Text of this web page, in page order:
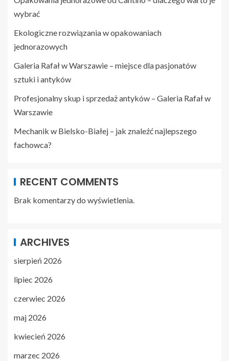
wybrać
Ekologiczne rozwiązania w opakowaniach
jednorazowych
Galeria Rafał w Warszawie – miejsce dla pasjonatów
sztuki i antyków
Profesjonalny skup i sprzedaż antyków – Galeria Rafał w
Warszawie
Mechanik w Bielsko-Białej – jak znaleźć najlepszego
fachowca?
RECENT COMMENTS
Brak komentarzy do wyświetlenia.
ARCHIVES
sierpień 2026
lipiec 2026
czerwiec 2026
maj 2026
kwiecień 2026
marzec 2026